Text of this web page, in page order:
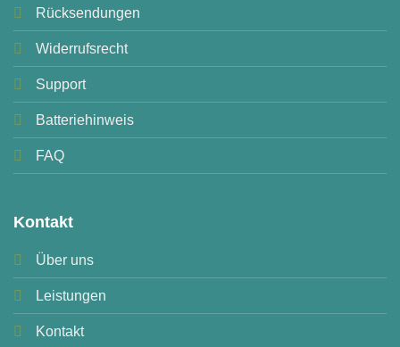
Rücksendungen
Widerrufsrecht
Support
Batteriehinweis
FAQ
Kontakt
Über uns
Leistungen
Kontakt